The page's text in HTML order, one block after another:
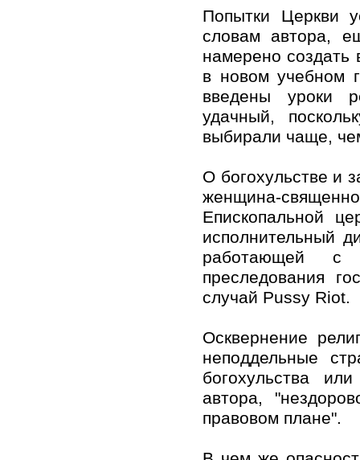
Попытки Церкви
словам автора,
намерено создать
в новом учебном
введены уроки
удачный,
выбирали чаще,
О богохульстве и
женщина-
Епископальной
исполнительный
работающей с
преследования
случай Pussy Riot.
Осквернение
неподдельные
богохульства
автора,
правовом плане".